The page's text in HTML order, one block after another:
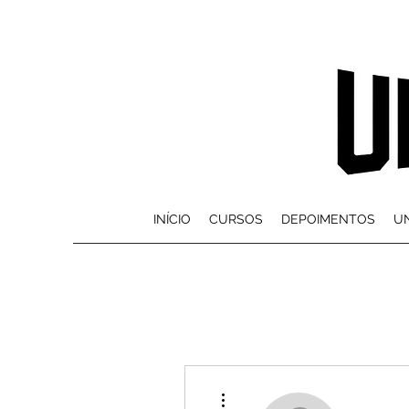
INÍCIO CURSOS DEPOIMENTOS